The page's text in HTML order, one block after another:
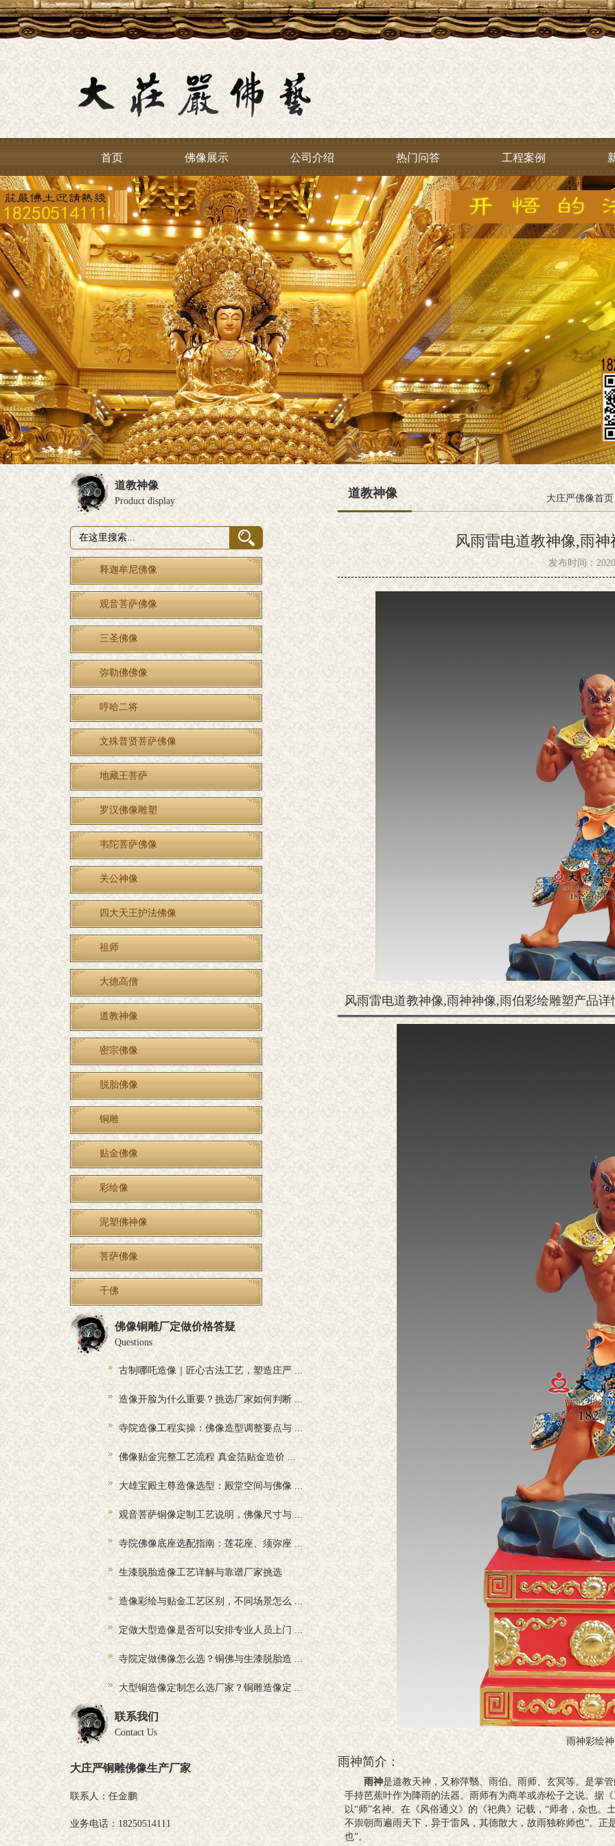
首页 佛像展示 公司介绍 热门问答 工程案例
道教神像
Product display
释迦牟尼佛像
观音菩萨佛像
三圣佛像
弥勒佛佛像
哼哈二将
文殊普贤菩萨佛像
地藏王菩萨
罗汉佛像雕塑
韦陀菩萨佛像
关公神像
四大天王护法佛像
祖师
大德高僧
道教神像
密宗佛像
脱胎佛像
铜雕
贴金佛像
彩绘像
泥塑佛神像
菩萨佛像
千佛
佛像铜雕厂定做价格答疑
Questions
古制哪吒造像｜匠心古法工艺，塑造庄严 ...
造像开脸为什么重要？挑选厂家如何判断 ...
寺院造像工程实操：佛像造型调整要点与 ...
佛像贴金完整工艺流程 真金箔贴金造价 ...
大雄宝殿主尊造像选型：殿堂空间与佛像 ...
观音菩萨铜像定制工艺说明，佛像尺寸与 ...
寺院佛像底座选配指南：莲花座、须弥座 ...
生漆脱胎造像工艺详解与靠谱厂家挑选
造像彩绘与贴金工艺区别，不同场景怎么 ...
定做大型造像是否可以安排专业人员上门 ...
寺院定做佛像怎么选？铜佛与生漆脱胎造 ...
大型铜造像定制怎么选厂家？铜雕造像定 ...
联系我们
Contact Us
大庄严铜雕佛像生产厂家
联系人：任金鹏
业务电话：18250514111
道教神像 大庄严佛像首页
风雨雷电道教神像,雨
发布时间：
风雨雷电道教神像,雨神神像,雨伯彩绘雕塑产品详
雨神彩绘
雨神简介：
雨神是道教天神，又称萍翳、雨伯、雨师、玄冥等。是掌
手持芭蕉叶作为降雨的法器。雨师有为商羊或赤松子之说。据
以“师”名神。在《风俗通义》的《祀典》记载，“师者，众也
不崇朝而遍雨天下，异于雷风，其德散大，故雨独称师也”。
也”。